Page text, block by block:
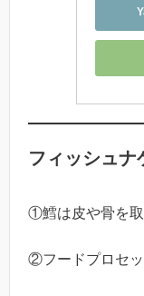
フィッシュナ
①鱈は皮や骨を取
②フードプロセッ